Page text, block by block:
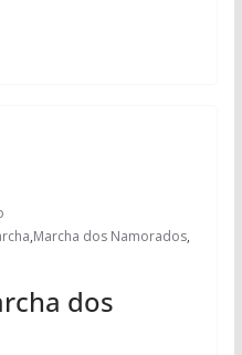
,Marcha dos Namorados,
dos